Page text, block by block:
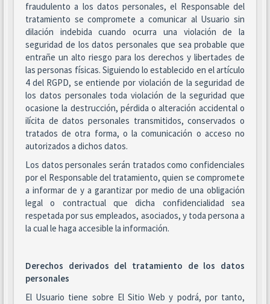
fraudulento a los datos personales, el Responsable del
tratamiento se compromete a comunicar al Usuario sin
dilación indebida cuando ocurra una violación de la
seguridad de los datos personales que sea probable que
entrañe un alto riesgo para los derechos y libertades de
las personas físicas. Siguiendo lo establecido en el artículo
4 del RGPD, se entiende por violación de la seguridad de
los datos personales toda violación de la seguridad que
ocasione la destrucción, pérdida o alteración accidental o
ilícita de datos personales transmitidos, conservados o
tratados de otra forma, o la comunicación o acceso no
autorizados a dichos datos.
Los datos personales serán tratados como confidenciales
por el Responsable del tratamiento, quien se compromete
a informar de y a garantizar por medio de una obligación
legal o contractual que dicha confidencialidad sea
respetada por sus empleados, asociados, y toda persona a
la cual le haga accesible la información.
Derechos derivados del tratamiento de los datos
personales
El Usuario tiene sobre El Sitio Web y podrá, por tanto,